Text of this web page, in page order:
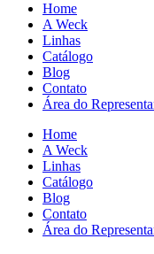
Home
A Weck
Linhas
Catálogo
Blog
Contato
Área do
Home
A Weck
Linhas
Catálogo
Blog
Contato
Área do